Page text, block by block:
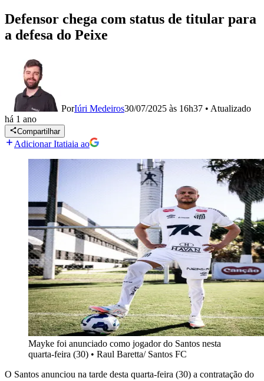
Defensor chega com status de titular para
a defesa do Peixe
PorIúri Medeiros30/07/2025 às 16h37 • Atualizado
há 1 ano
Compartilhar
Adicionar Itatiaia ao
Mayke foi anunciado como jogador do Santos nesta
quarta-feira (30) • Raul Baretta/ Santos FC
O Santos anunciou na tarde desta quarta-feira (30) a contratação do